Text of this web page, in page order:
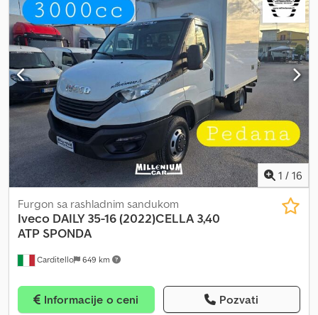
1 / 16
Carditello 649 km
Furgon sa rashladnim sandukom
Iveco DAILY 35-16 (2022)CELLA 3,40
ATP SPONDA
Informacije o ceni Pozvati